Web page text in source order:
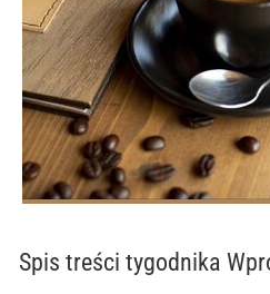
Spis treści tygodnika